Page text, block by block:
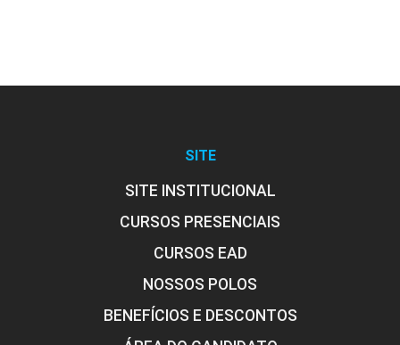
SITE
SITE INSTITUCIONAL
CURSOS PRESENCIAIS
CURSOS EAD
NOSSOS POLOS
BENEFÍCIOS E DESCONTOS